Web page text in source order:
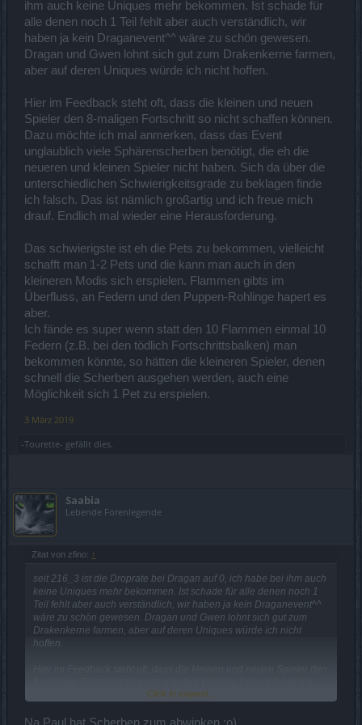
Event.
ihm auch keine Uniques mehr bekommen. Ist schade für
alle denen noch 1 Teil fehlt aber auch verständlich, wir
haben ja kein Draganevent^^ wäre zu schön gewesen.
Dragan und Gwen lohnt sich gut zum Drakenkerne farmen,
aber auf deren Uniques würde ich nicht hoffen.
Hier im Feedback steht oft, dass die kleinen und neuen
Spieler den 8-maligen Fortschritt so nicht schaffen können.
Dazu möchte ich mal anmerken, dass das Event
unglaublich viele Sphärenscherben benötigt, die eh die
neueren und kleinen Spieler nicht haben. Sich da über die
unterschiedlichen Schwierigkeitsgrade zu beklagen finde
ich falsch. Das ist nämlich großartig und ich freue mich
drauf. Endlich mal wieder eine Herausforderung.
Das schwierigste ist eh die Pets zu bekommen, vielleicht
schafft man 1-2 Pets und die kann man auch in den
kleineren Modis sich erspielen. Flammen gibts im
Überfluss, an Federn und den Puppen-Rohlinge hapert es
aber.
Ich fände es super wenn statt den 10 Flammen einmal 10
Federn (z.B. bei den tödlich Fortschrittsbalken) man
bekommen könnte, so hätten die kleineren Spieler, denen
schnell die Scherben ausgehen werden, auch eine
Möglichkeit sich 1 Pet zu erspielen.
3 März 2019
-Tourette- gefällt dies.
Saabia
Lebende Forenlegende
Zitat von zfino: ↑
seit 216_3 ist die Droprate bei Dragan auf 0, ich habe bei ihm auch
keine Uniques mehr bekommen. Ist schade für alle denen noch 1
Teil fehlt aber auch verständlich, wir haben ja kein Draganevent^^
wäre zu schön gewesen. Dragan und Gwen lohnt sich gut zum
Drakenkerne farmen, aber auf deren Uniques würde ich nicht
hoffen.
mal anmerken, dass das Event unglaublich viele Sphärenscherben
da über die unterschiedlichen Schwierigkeitsgrade zu beklagen
Click to expand...
Na Paul hat Scherben zum abwinken.;o)